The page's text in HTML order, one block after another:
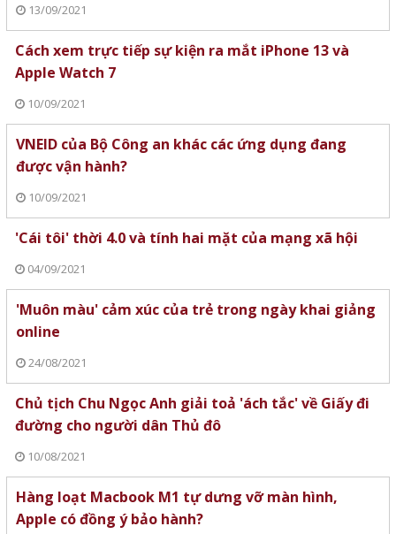
13/09/2021
Cách xem trực tiếp sự kiện ra mắt iPhone 13 và
Apple Watch 7
10/09/2021
VNEID của Bộ Công an khác các ứng dụng đang
được vận hành?
10/09/2021
'Cái tôi' thời 4.0 và tính hai mặt của mạng xã hội
04/09/2021
'Muôn màu' cảm xúc của trẻ trong ngày khai giảng
online
24/08/2021
Chủ tịch Chu Ngọc Anh giải toả 'ách tắc' về Giấy đi
đường cho người dân Thủ đô
10/08/2021
Hàng loạt Macbook M1 tự dưng vỡ màn hình,
Apple có đồng ý bảo hành?